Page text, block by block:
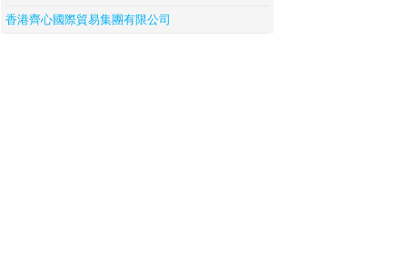
香港齊心國際貿易集團有限公司